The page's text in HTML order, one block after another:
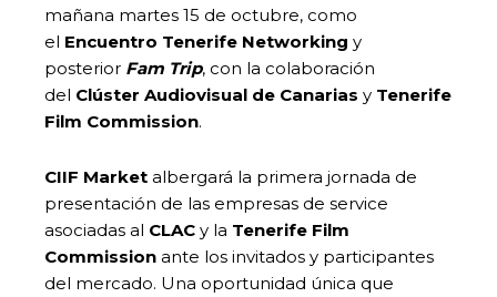
mañana martes 15 de octubre, como
el Encuentro Tenerife Networking y
posterior Fam Trip, con la colaboración
del Clúster Audiovisual de Canarias y Tenerife
Film Commission.
CIIF Market albergará la primera jornada de
presentación de las empresas de service
asociadas al CLAC y la Tenerife Film
Commission ante los invitados y participantes
del mercado. Una oportunidad única que